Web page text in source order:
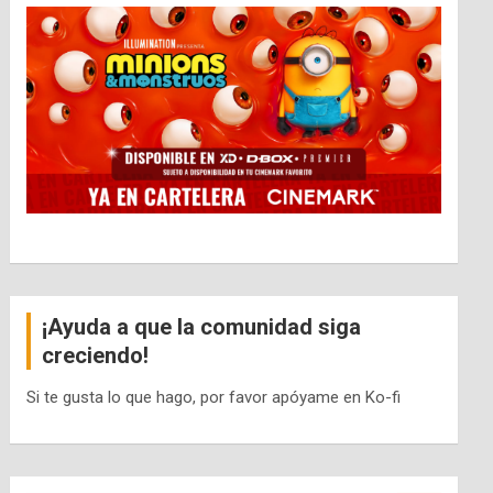
¡Ayuda a que la comunidad siga
creciendo!
Si te gusta lo que hago, por favor apóyame en Ko-fi